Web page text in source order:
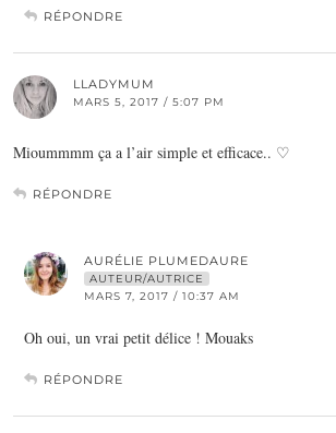
RÉPONDRE
LLADYMUM
MARS 5, 2017 / 5:07 PM
Mioummmm ça a l’air simple et efficace.. ♡
RÉPONDRE
AURÉLIE PLUMEDAURE
AUTEUR/AUTRICE
MARS 7, 2017 / 10:37 AM
Oh oui, un vrai petit délice ! Mouaks
RÉPONDRE